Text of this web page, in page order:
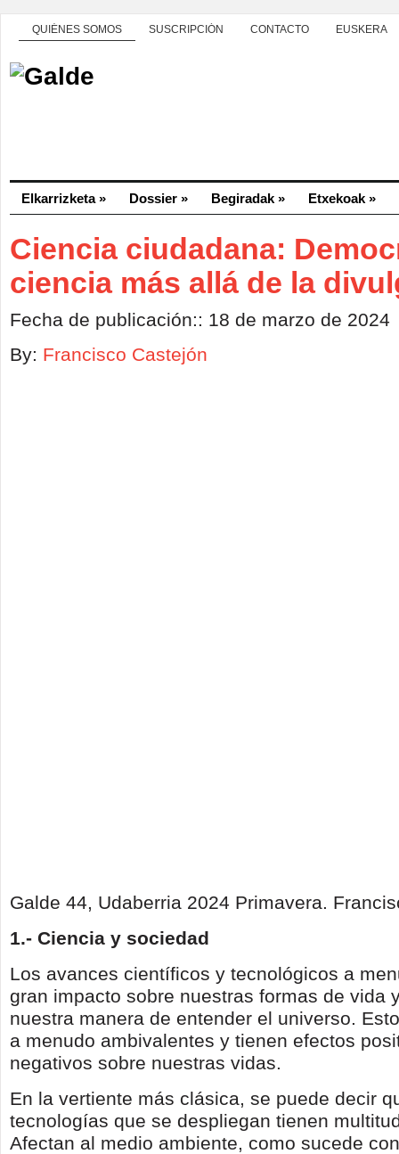
QUIÉNES SOMOS SUSCRIPCIÓN CONTACTO EUSKERA
Elkarrizketa» Dossier » Begiradak » Etxekoak »
Ciencia ciudadana:
ciencia más allá de la
Fecha de publicación:: 18 de marzo de 2024
By: Francisco Castejón
Galde 44, Udaberria 2024 Primavera.
1.- Ciencia y sociedad
Los avances científicos y tecnológicos a
gran impacto sobre nuestras formas de vida
nuestra manera de entender el universo.
a menudo ambivalentes y tienen efectos
negativos sobre nuestras vidas.
En la vertiente más clásica, se puede decir
tecnologías que se despliegan tienen
Afectan al medio ambiente, como sucede